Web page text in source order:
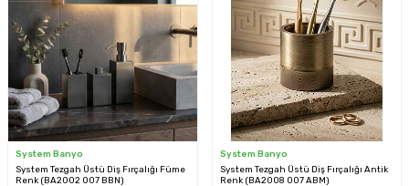
System Banyo
System Tezgah Üstü Diş Fırçalığı Füme
Renk (BA2002 007 BBN)
System Banyo
System Tezgah Üstü Diş Fırçalığı Antik
Renk (BA2008 007 ABM)